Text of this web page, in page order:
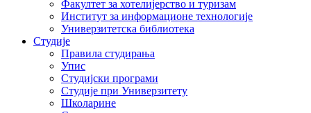
Факултет за хотелијерство и туризам
Институт за информационе технологије
Универзитетска библиотека
Студије
Правила студирања
Упис
Студијски програми
Студије при Универзитету
Школарине